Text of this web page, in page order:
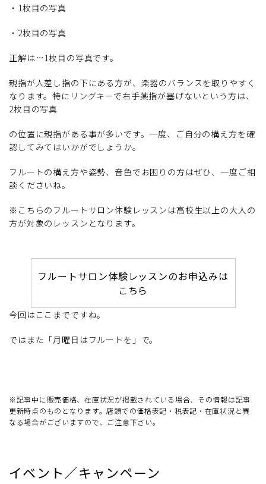
・1枚目の写真
・2枚目の写真
正解は…1枚目の写真です。
親指が人差し指の下にある方が、楽器のバランスを取りやすく
なります。特にリングキーで右手薬指が塞げないという方は、
2枚目の写真
の位置に親指がある事が多いです。一度、ご自分の構え方を確
認してみてはいかがでしょうか。
フルートの構え方や姿勢、音色でお困りの方はぜひ、一度ご相
談くださいね。
※こちらのフルートサロン体験レッスンは高校生以上の大人の
方が対象のレッスンとなります。
フルートサロン体験レッスンのお申込みは
こちら
今回はここまでですね。
ではまた「月曜日はフルートを」で。
※記事中に販売価格、在庫状況が掲載されている場合、その情報は記事
更新時点のものとなります。店頭での価格表記・税表記・在庫状況と異
なる場合がございますので、ご注意下さい。
イベント／キャンペーン